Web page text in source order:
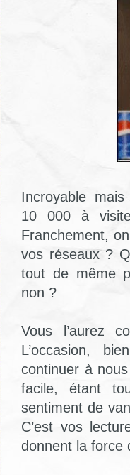
Incroyable
10 000 à
Franchement,
vos réseaux ?
tout de même
non ?
Vous l’aurez
L’occasion,
continuer à
facile, étant
sentiment de
C’est vos
donnent la force